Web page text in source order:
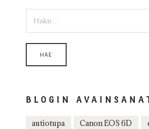
BLOGIN
autiotupa Canon EOS 6D